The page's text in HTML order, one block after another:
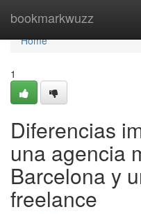
bookmarkwuzz
Home
Home
1
Diferencias
una agencia
Barcelona y
freelance